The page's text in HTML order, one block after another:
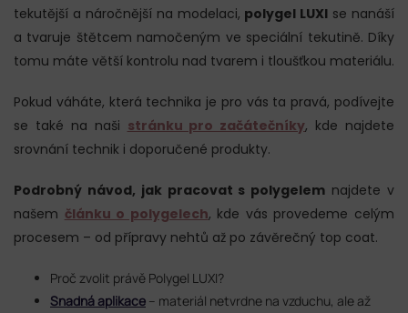
tekutější a náročnější na modelaci, polygel LUXI se nanáší
a tvaruje štětcem namočeným ve speciální tekutině. Díky
tomu máte větší kontrolu nad tvarem i tloušťkou materiálu.
Pokud váháte, která technika je pro vás ta pravá, podívejte
se také na naši stránku pro začátečníky, kde najdete
srovnání technik i doporučené produkty.
Podrobný návod, jak pracovat s polygelem najdete v
našem článku o polygelech, kde vás provedeme celým
procesem – od přípravy nehtů až po závěrečný top coat.
Proč zvolit právě Polygel LUXI?
Snadná aplikace – materiál netvrdne na vzduchu, ale až